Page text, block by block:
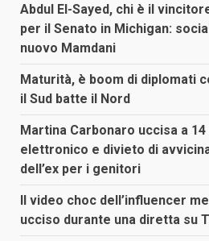
Abdul El-Sayed, chi è il
per il Senato in Michigan:
nuovo Mamdani
Maturità, è boom di diplomati
il Sud batte il Nord
Martina Carbonaro uccisa a
elettronico e divieto di
dell’ex per i genitori
Il video choc dell’influencer
ucciso durante una diretta su